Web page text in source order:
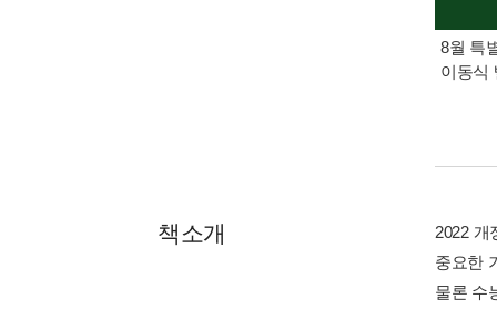
8월 특
이동식
책소개
2022 개
중요한
물론 수